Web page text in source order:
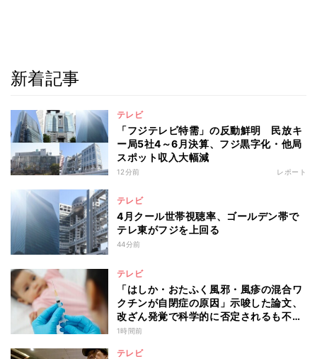
新着記事
テレビ
「フジテレビ特需」の反動鮮明 民放キ
ー局5社4～6月決算、フジ黒字化・他局
スポット収入大幅減
12分前 レポート
テレビ
4月クール世帯視聴率、ゴールデン帯で
テレ東がフジを上回る
44分前
テレビ
「はしか・おたふく風邪・風疹の混合ワ
クチンが自閉症の原因」示唆した論文、
改ざん発覚で科学的に否定されるも不安
消えず…科学者たちの反証はなぜ届かな
1時間前
テレビ